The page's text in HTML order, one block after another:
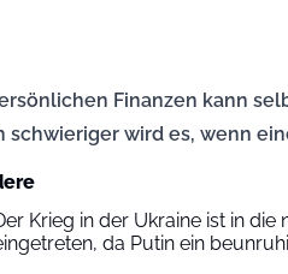
Finanzen kann
schwieriger wird es, wenn
Krieg in der Ukraine ist in
da Putin ein